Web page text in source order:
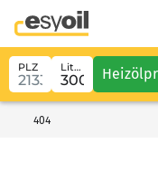
PLZ Liter
404